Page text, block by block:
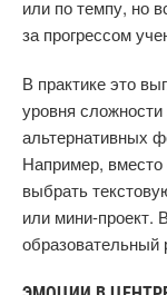
или по темпу, но
за прогрессом
В практике это
уровня
альтернативных
Например, вместо
выбрать
или мини-проект.
образовательный